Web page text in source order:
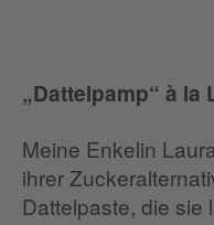
„Dattelpamp“ à la
Meine Enkelin
ihrer
Dattelpaste, die sie